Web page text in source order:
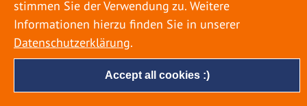
beachten, damit nicht anschließend eine böse
Überraschung auf Sie wartet. Um einen
möglichst entspannten Urlaub zu […]
Accept all cookies :)
stimmen Sie der Verwendung zu. Weitere
Informationen hierzu finden Sie in unserer
Datenschutzerklärung.